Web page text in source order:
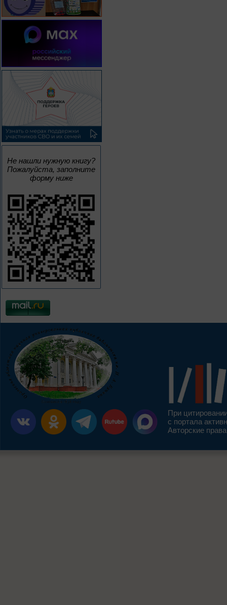
Не нашли нужную книгу?
Пожалуйста, заполните
форму ниже
При
с портала
Авторские